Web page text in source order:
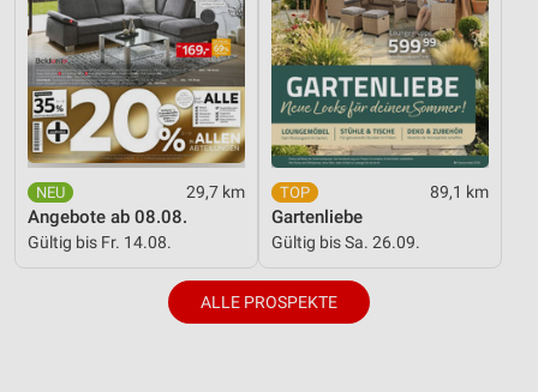
29,7 km
Angebote ab 08.08.
Gültig bis Fr. 14.08.
89,1 km
Gartenliebe
Gültig bis Sa. 26.09.
ALLE PROSPEKTE